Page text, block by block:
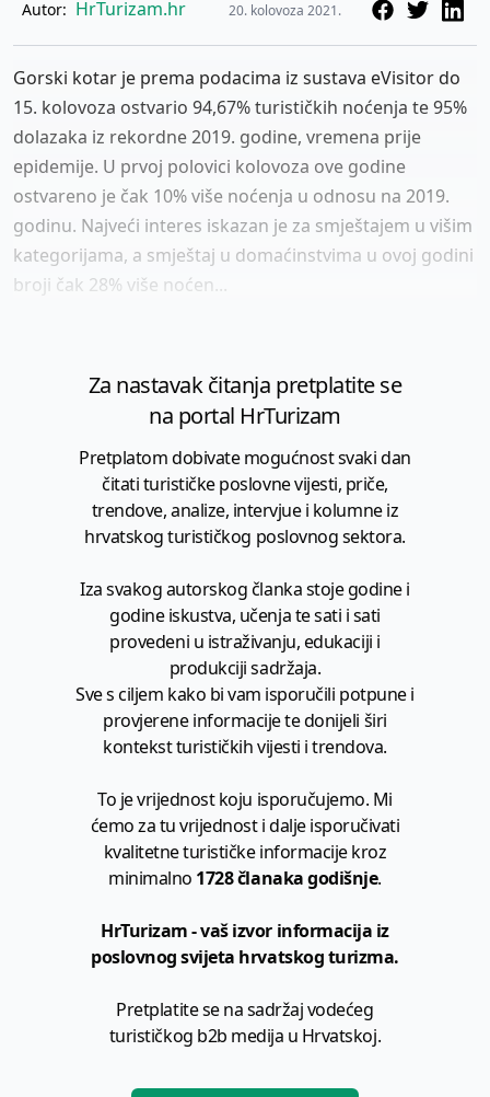
Autor: HrTurizam.hr 20. kolovoza 2021.
Gorski kotar je prema podacima iz sustava eVisitor do
15. kolovoza ostvario 94,67% turističkih noćenja te 95%
dolazaka iz rekordne 2019. godine, vremena prije
epidemije. U prvoj polovici kolovoza ove godine
ostvareno je čak 10% više noćenja u odnosu na 2019.
godinu. Najveći interes iskazan je za smještajem u višim
kategorijama, a smještaj u domaćinstvima u ovoj godini
broji čak 28% više noćen...
Za nastavak čitanja pretplatite se
na portal HrTurizam
Pretplatom dobivate mogućnost svaki dan
čitati turističke poslovne vijesti, priče,
trendove, analize, intervjue i kolumne iz
hrvatskog turističkog poslovnog sektora.
Iza svakog autorskog članka stoje godine i
godine iskustva, učenja te sati i sati
provedeni u istraživanju, edukaciji i
produkciji sadržaja.
Sve s ciljem kako bi vam isporučili potpune i
provjerene informacije te donijeli širi
kontekst turističkih vijesti i trendova.
To je vrijednost koju isporučujemo. Mi
ćemo za tu vrijednost i dalje isporučivati
kvalitetne turističke informacije kroz
minimalno 1728 članaka godišnje.
HrTurizam - vaš izvor informacija iz
poslovnog svijeta hrvatskog turizma.
Pretplatite se na sadržaj vodećeg
turističkog b2b medija u Hrvatskoj.